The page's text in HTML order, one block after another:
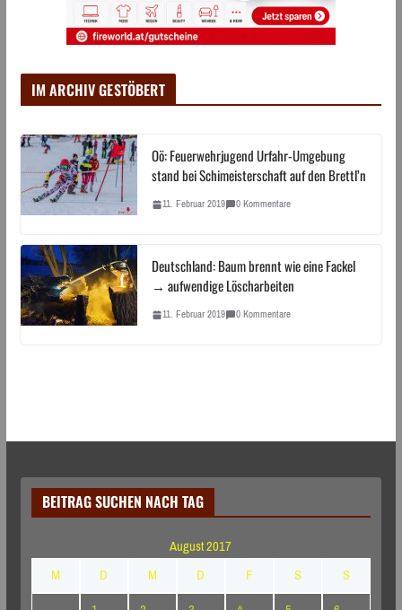
IM ARCHIV GESTÖBERT
Oö: Feuerwehrjugend Urfahr-Umgebung
stand bei Schimeisterschaft auf den Brettl’n
11. Februar 2019 0 Kommentare
Deutschland: Baum brennt wie eine Fackel
→ aufwendige Löscharbeiten
11. Februar 2019 0 Kommentare
BEITRAG SUCHEN NACH TAG
August 2017
M
D M D F S
S